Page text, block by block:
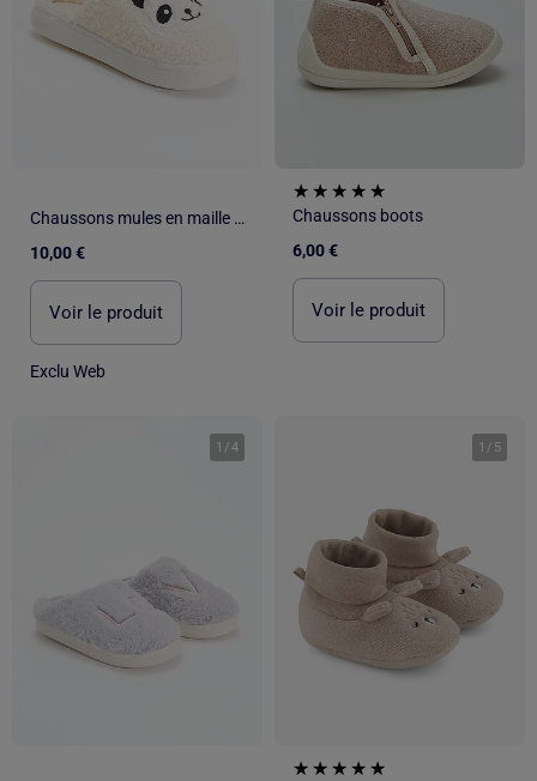
Chaussons mules en maille bouclette
10,00 €
Voir le produit
Exclu Web
Chaussons boots
6,00 €
Voir le produit
1 /4 1 / 5